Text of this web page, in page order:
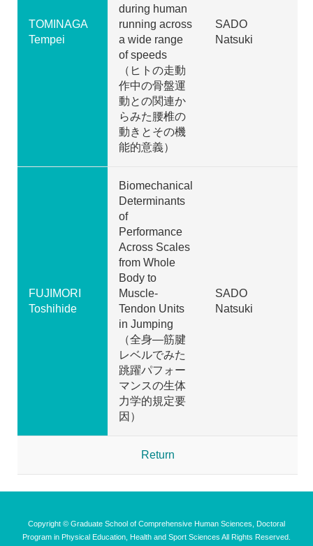
TOMINAGA
Tempei
during human
running across
a wide range
of speeds
（ヒトの走動
作中の骨盤運
動との関連か
らみた腰椎の
動きとその機
能的意義）
SADO
Natsuki
FUJIMORI
Toshihide
Biomechanical
Determinants
of
Performance
Across Scales
from Whole
Body to
Muscle-
Tendon Units
in Jumping
（全身―筋腱
レベルでみた
跳躍パフォー
マンスの生体
力学的規定要
因）
SADO
Natsuki
Return
Copyright © Graduate School of Comprehensive Human Sciences, Doctoral
Program in Physical Education, Health and Sport Sciences All Rights Reserved.